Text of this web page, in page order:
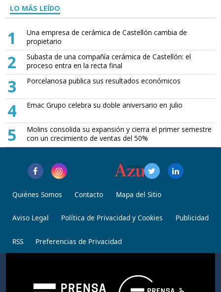
LO MÁS LEÍDO
1
Una empresa de cerámica de Castellón cambia de
propietario
2
Subasta de una compañía cerámica de Castellón: el
proceso entra en la recta final
3 Porcelanosa publica sus resultados económicos
4 Emac Grupo celebra su doble aniversario en julio
5
Molins consolida su expansión y cierra el primer semestre
con un crecimiento de ventas del 50%
Quiénes Somos Contacto Mapa del Sitio
Aviso Legal Política de Privacidad y Cookies Publicidad
RSS Preferencias de Privacidad